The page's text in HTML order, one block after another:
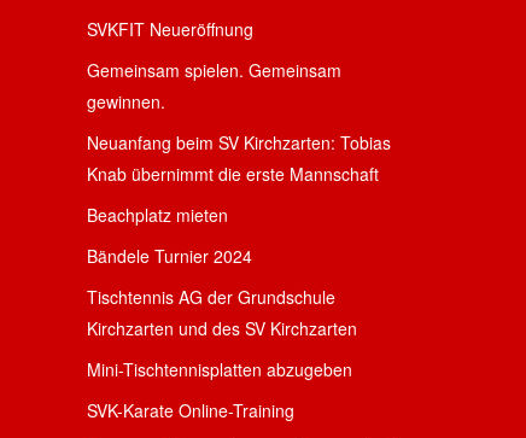
SVKFIT Neueröffnung
Gemeinsam spielen. Gemeinsam
gewinnen.
Neuanfang beim SV Kirchzarten: Tobias
Knab übernimmt die erste Mannschaft
Beachplatz mieten
Bändele Turnier 2024
Tischtennis AG der Grundschule
Kirchzarten und des SV Kirchzarten
Mini-Tischtennisplatten abzugeben
SVK-Karate Online-Training